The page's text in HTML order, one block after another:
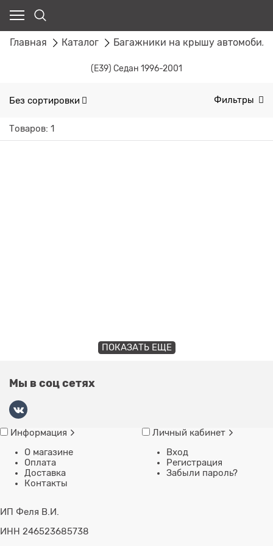
Главная Каталог Багажники на крышу автомобиля
(E39) Седан 1996-2001
Без сортировки Фильтры
Товаров: 1
ПОКАЗАТЬ ЕЩЕ
Мы в соц сетях
Информация
О магазине
Оплата
Доставка
Контакты
Личный кабинет
Вход
Регистрация
Забыли пароль?
ИП Феля В.И.
ИНН 246523685738